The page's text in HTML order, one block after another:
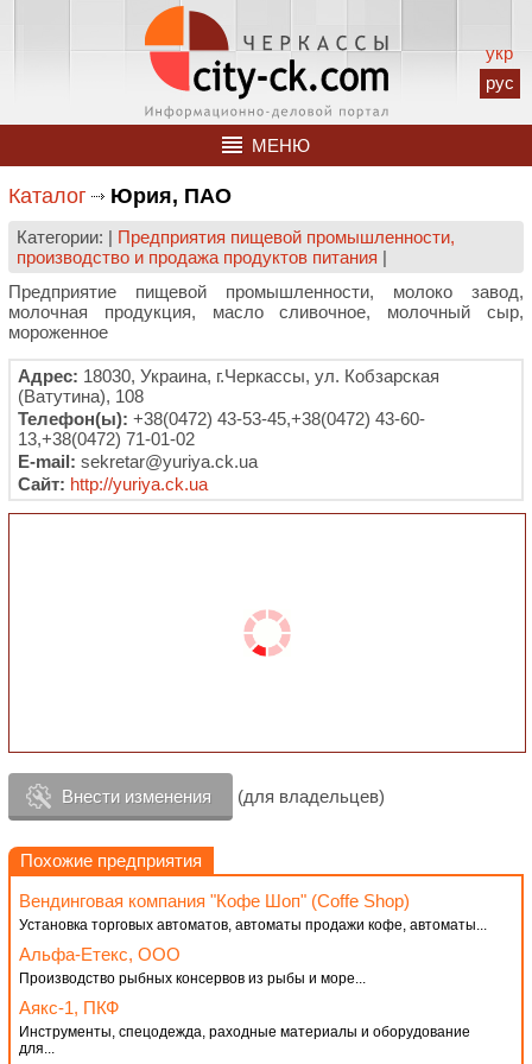
укр
рус
МЕНЮ
Каталог Юрия, ПАО
Категории: | Предприятия пищевой промышленности,
производство и продажа продуктов питания |
Предприятие пищевой промышленности, молоко завод,
молочная продукция, масло сливочное, молочный сыр,
мороженное
Адрес: 18030, Украина, г.Черкассы, ул. Кобзарская
(Ватутина), 108
Телефон(ы): +38(0472) 43-53-45,+38(0472) 43-60-
13,+38(0472) 71-01-02
E-mail: sekretar@yuriya.ck.ua
Сайт: http://yuriya.ck.ua
Внести изменения (для владельцев)
Похожие предприятия
Вендинговая компания "Кофе Шоп" (Coffe Shop)
Установка торговых автоматов, автоматы продажи кофе, автоматы...
Альфа-Етекс, ООО
Производство рыбных консервов из рыбы и море...
Аякс-1, ПКФ
Инструменты, спецодежда, раходные материалы и оборудование
для...